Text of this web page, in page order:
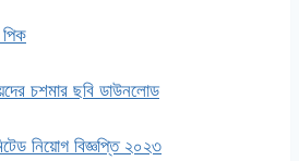
চশমার ছবি ডাউনলোড
নিয়োগ বিজ্ঞপ্তি ২০২৩